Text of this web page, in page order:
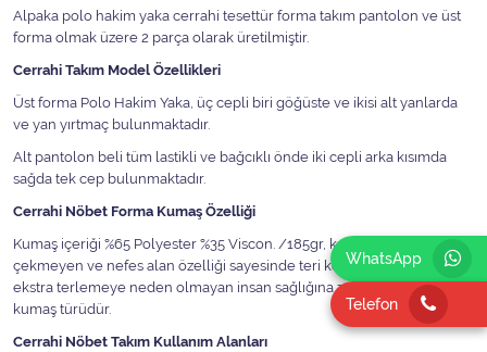
WhatsApp
Telefon
Alpaka polo hakim yaka cerrahi tesettür forma takım pantolon ve üst
forma olmak üzere 2 parça olarak üretilmiştir.
Cerrahi Takım Model Özellikleri
Üst forma Polo Hakim Yaka, üç cepli biri göğüste ve ikisi alt yanlarda
ve yan yırtmaç bulunmaktadır.
Alt pantolon beli tüm lastikli ve bağcıklı önde iki cepli arka kısımda
sağda tek cep bulunmaktadır.
Cerrahi Nöbet Forma Kumaş Özelliği
Kumaş içeriği %65 Polyester %35 Viscon. /185gr, kolay ütülenen,
çekmeyen ve nefes alan özelliği sayesinde teri kolayca emen ve
ekstra terlemeye neden olmayan insan sağlığına zararlı olmayan bir
kumaş türüdür.
Cerrahi Nöbet Takım Kullanım Alanları